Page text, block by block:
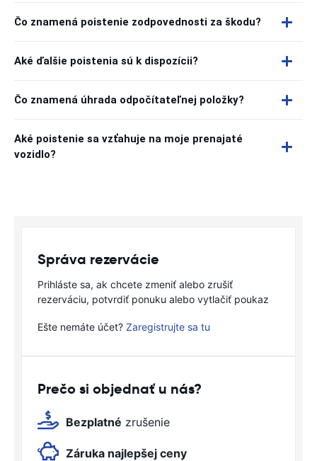
Čo znamená poistenie zodpovednosti za škodu?
Aké ďalšie poistenia sú k dispozícii?
Čo znamená úhrada odpočítateľnej položky?
Aké poistenie sa vzťahuje na moje prenajaté
vozidlo?
Správa rezervácie
Prihláste sa, ak chcete zmeniť alebo zrušiť
rezerváciu, potvrdiť ponuku alebo vytlačiť poukaz
Ešte nemáte účet? Zaregistrujte sa tu
Prečo si objednať u nás?
Bezplatné zrušenie
Záruka najlepšej ceny